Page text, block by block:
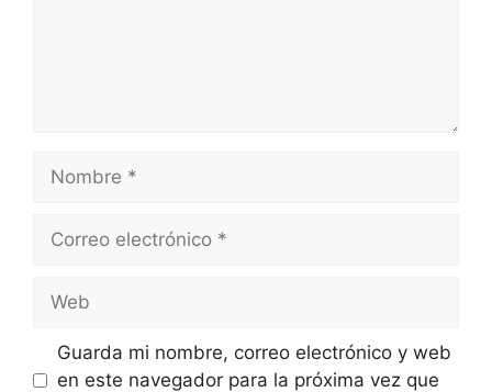
electrónico
Guarda mi nombre, correo electrónico y web
en este navegador para la próxima vez que